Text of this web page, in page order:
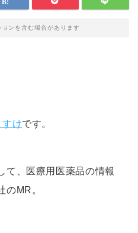
ンを含む場合があります
すけです。
て、医療用医薬品の情報
のMR。